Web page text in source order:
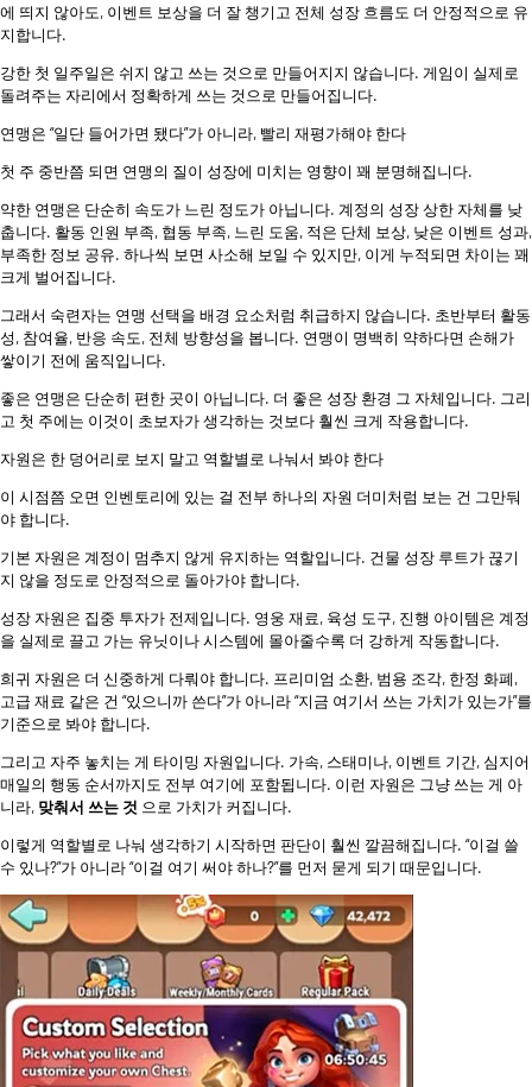
에 띄지 않아도, 이벤트 보상을 더 잘 챙기고 전체 성장 흐름도 더 안정적으로 유
지합니다.
강한 첫 일주일은 쉬지 않고 쓰는 것으로 만들어지지 않습니다. 게임이 실제로
돌려주는 자리에서 정확하게 쓰는 것으로 만들어집니다.
연맹은 “일단 들어가면 됐다”가 아니라, 빨리 재평가해야 한다
첫 주 중반쯤 되면 연맹의 질이 성장에 미치는 영향이 꽤 분명해집니다.
약한 연맹은 단순히 속도가 느린 정도가 아닙니다. 계정의 성장 상한 자체를 낮
춥니다. 활동 인원 부족, 협동 부족, 느린 도움, 적은 단체 보상, 낮은 이벤트 성과,
부족한 정보 공유. 하나씩 보면 사소해 보일 수 있지만, 이게 누적되면 차이는 꽤
크게 벌어집니다.
그래서 숙련자는 연맹 선택을 배경 요소처럼 취급하지 않습니다. 초반부터 활동
성, 참여율, 반응 속도, 전체 방향성을 봅니다. 연맹이 명백히 약하다면 손해가
쌓이기 전에 움직입니다.
좋은 연맹은 단순히 편한 곳이 아닙니다. 더 좋은 성장 환경 그 자체입니다. 그리
고 첫 주에는 이것이 초보자가 생각하는 것보다 훨씬 크게 작용합니다.
자원은 한 덩어리로 보지 말고 역할별로 나눠서 봐야 한다
이 시점쯤 오면 인벤토리에 있는 걸 전부 하나의 자원 더미처럼 보는 건 그만둬
야 합니다.
기본 자원은 계정이 멈추지 않게 유지하는 역할입니다. 건물 성장 루트가 끊기
지 않을 정도로 안정적으로 돌아가야 합니다.
성장 자원은 집중 투자가 전제입니다. 영웅 재료, 육성 도구, 진행 아이템은 계정
을 실제로 끌고 가는 유닛이나 시스템에 몰아줄수록 더 강하게 작동합니다.
희귀 자원은 더 신중하게 다뤄야 합니다. 프리미엄 소환, 범용 조각, 한정 화폐,
고급 재료 같은 건 “있으니까 쓴다”가 아니라 “지금 여기서 쓰는 가치가 있는가”를
기준으로 봐야 합니다.
그리고 자주 놓치는 게 타이밍 자원입니다. 가속, 스태미나, 이벤트 기간, 심지어
매일의 행동 순서까지도 전부 여기에 포함됩니다. 이런 자원은 그냥 쓰는 게 아
니라, 맞춰서 쓰는 것 으로 가치가 커집니다.
이렇게 역할별로 나눠 생각하기 시작하면 판단이 훨씬 깔끔해집니다. “이걸 쓸
수 있나?”가 아니라 “이걸 여기 써야 하나?”를 먼저 묻게 되기 때문입니다.